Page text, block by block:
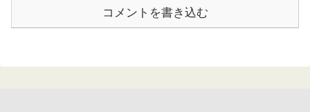
コメントを書き込む